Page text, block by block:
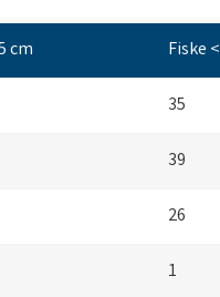
cm Fiske
35
39
26
1